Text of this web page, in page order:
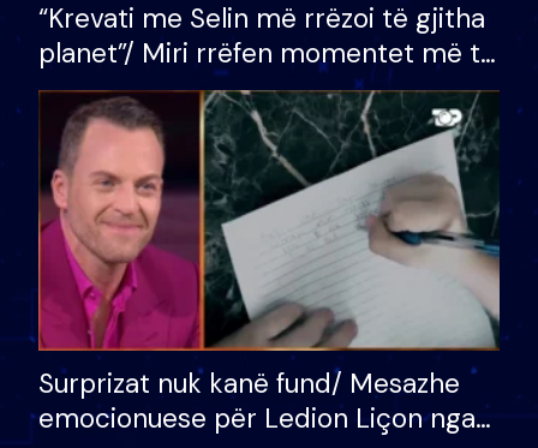
“Krevati me Selin më rrëzoi të gjitha
planet”/ Miri rrëfen momentet më të
bukura në shtëpinë e BB VIP: Do më
mungojë zilja e mëngjesit kur…
Surprizat nuk kanë fund/ Mesazhe
emocionuese për Ledion Liçon nga